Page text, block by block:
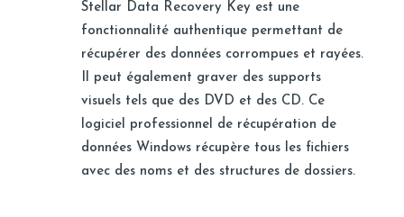
Stellar Data Recovery Key est une
fonctionnalité authentique permettant de
récupérer des données corrompues et rayées.
Il peut également graver des supports
visuels tels que des DVD et des CD. Ce
logiciel professionnel de récupération de
données Windows récupère tous les fichiers
avec des noms et des structures de dossiers.